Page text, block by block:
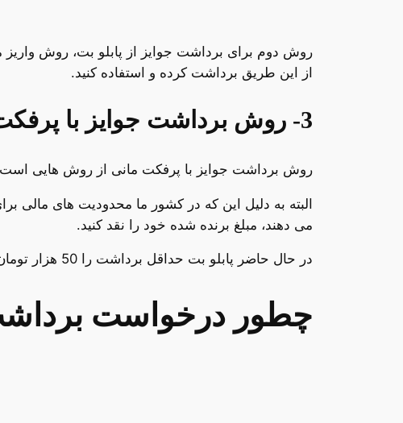
روش دوم برای برداشت جوایز از پابلو بت، روش واریز
از این طریق برداشت کرده و استفاده کنید.
3- روش برداشت جوایز با پرفکت مانی
روش برداشت جوایز با پرفکت مانی از روش هایی است
البته به دلیل این که در کشور ما محدودیت های مالی
می دهند، مبلغ برنده شده خود را نقد کنید.
در حال حاضر پابلو بت حداقل برداشت را 50 هزار تومان در نظر گرفته است. این مبلغ در مقابل برخی از سایت های کازینویی، خیلی ناچیز است.
چطور درخواست برداشت